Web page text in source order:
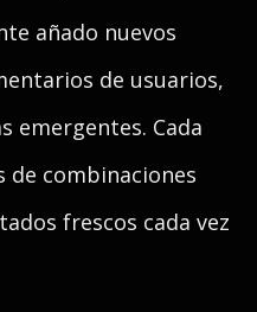
añado nuevos
de usuarios,
emergentes. Cada
de combinaciones
frescos cada vez